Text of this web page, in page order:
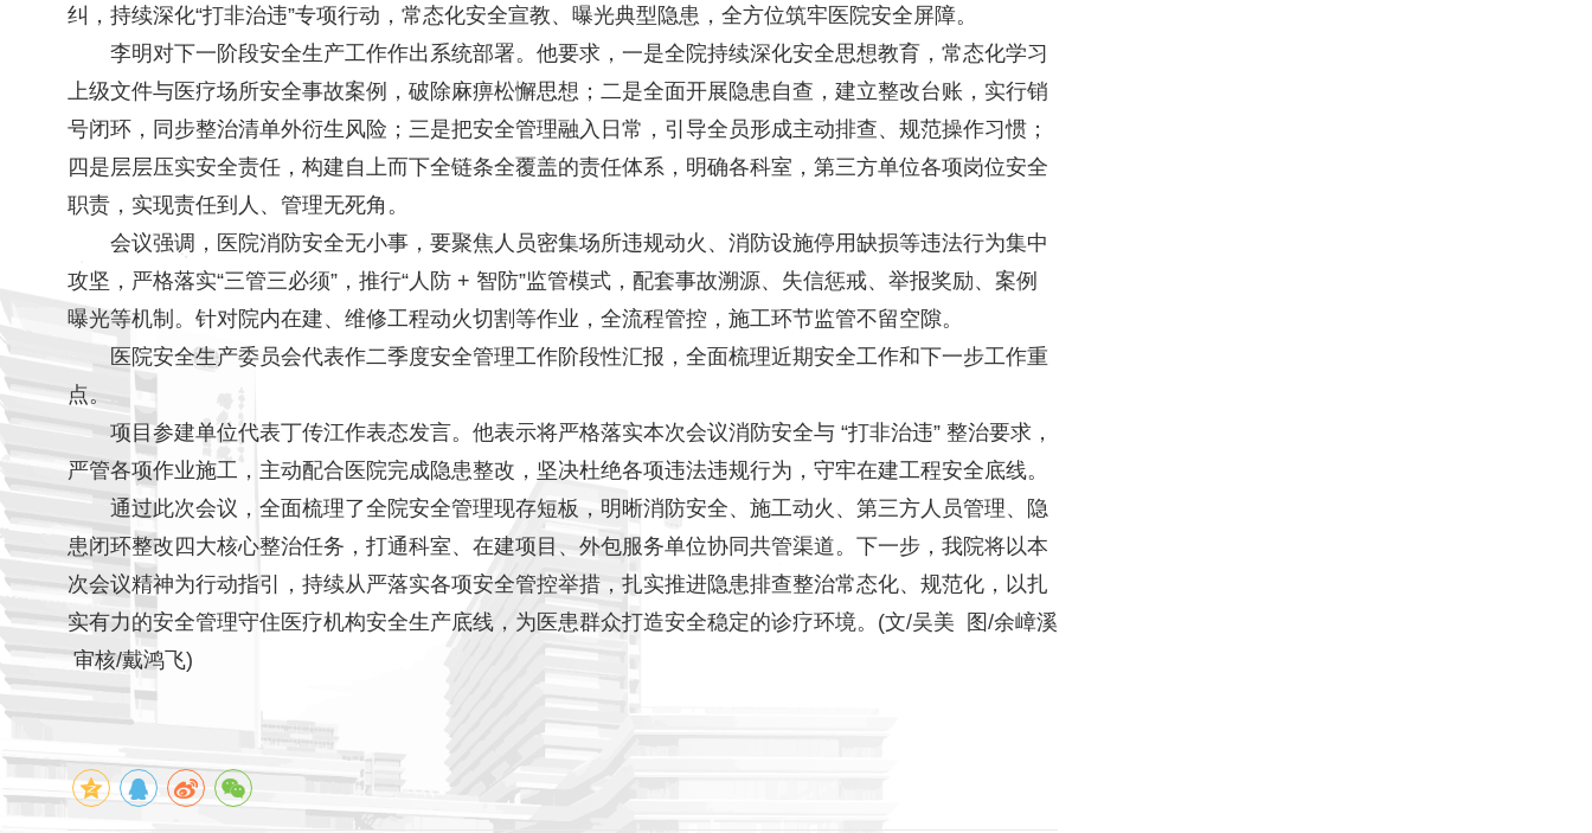
纠，持续深化“打非治违”专项行动，常态化安全宣教、曝光典型隐患，全方位筑牢医院安全屏障。
李明对下一阶段安全生产工作作出系统部署。他要求，一是全院持续深化安全思想教育，常态化学习
上级文件与医疗场所安全事故案例，破除麻痹松懈思想；二是全面开展隐患自查，建立整改台账，实行销
号闭环，同步整治清单外衍生风险；三是把安全管理融入日常，引导全员形成主动排查、规范操作习惯；
四是层层压实安全责任，构建自上而下全链条全覆盖的责任体系，明确各科室，第三方单位各项岗位安全
职责，实现责任到人、管理无死角。
会议强调，医院消防安全无小事，要聚焦人员密集场所违规动火、消防设施停用缺损等违法行为集中
攻坚，严格落实“三管三必须”，推行“人防 + 智防”监管模式，配套事故溯源、失信惩戒、举报奖励、案例
曝光等机制。针对院内在建、维修工程动火切割等作业，全流程管控，施工环节监管不留空隙。
医院安全生产委员会代表作二季度安全管理工作阶段性汇报，全面梳理近期安全工作和下一步工作重
点。
项目参建单位代表丁传江作表态发言。他表示将严格落实本次会议消防安全与 “打非治违” 整治要求，
严管各项作业施工，主动配合医院完成隐患整改，坚决杜绝各项违法违规行为，守牢在建工程安全底线。
通过此次会议，全面梳理了全院安全管理现存短板，明晰消防安全、施工动火、第三方人员管理、隐
患闭环整改四大核心整治任务，打通科室、在建项目、外包服务单位协同共管渠道。下一步，我院将以本
次会议精神为行动指引，持续从严落实各项安全管控举措，扎实推进隐患排查整治常态化、规范化，以扎
实有力的安全管理守住医疗机构安全生产底线，为医患群众打造安全稳定的诊疗环境。(文/吴美 图/余嶂溪
审核/戴鸿飞)